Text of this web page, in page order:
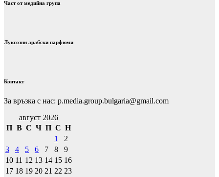
Част от медийна група
Луксозни арабски парфюми
Контакт
За връзка с нас: p.media.group.bulgaria@gmail.com
август 2026
П В С Ч П С Н
1
2
3
4 5 6 7 8
9
10 11 12 13 14 15 16
17 18 19 20 21 22 23